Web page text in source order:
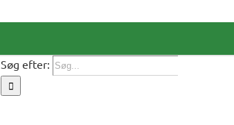
Søg efter: